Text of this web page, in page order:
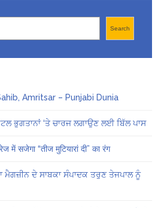
Search
Amritsar – Punjabi Dunia
ਭੁਗਤਾਨਾਂ ‘ਤੇ ਚਾਰਜ ਲਗਾਉਣ ਲਈ ਬਿੱਲ ਪਾਸ
में सजेगा “तीज मुटियारां दी” का रंग
ਮੈਗਜ਼ੀਨ ਦੇ ਸਾਬਕਾ ਸੰਪਾਦਕ ਤਰੁਣ ਤੇਜਪਾਲ ਨੂੰ